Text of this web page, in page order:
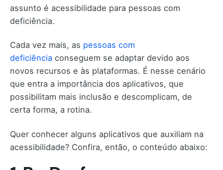
assunto é acessibilidade para pessoas com
deficiência.
Cada vez mais, as pessoas com
deficiência conseguem se adaptar devido aos
novos recursos e às plataformas. É nesse cenário
que entra a importância dos aplicativos, que
possibilitam mais inclusão e descomplicam, de
certa forma, a rotina.
Quer conhecer alguns aplicativos que auxiliam na
acessibilidade? Confira, então, o conteúdo abaixo: